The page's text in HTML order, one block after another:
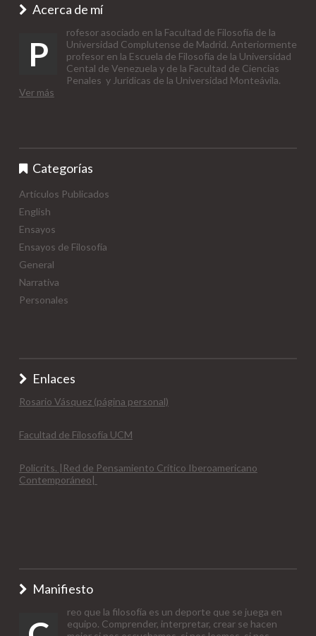
Acerca de mí
P
rofesor asociado en la Facultad de Filosofía de la
Universidad Complutense de Madrid. Anteriormente
profesor en la Escuela de Filosofía de la Universidad
Cental de Venezuela y de la Facultad de Ciencias
Penales y Jurídicas de la Universidad Monteávila.
Ver más
Categorías
Artículos Publicados
English
Ensayos
Ensayos de Filosofía
General
Narrativa
Personales
Enlaces
Rosario Vásquez (página personal)
Facultad de Filosofía UCM
Policrits. |Red de Pensamiento Crítico Iberoamericano
Contemporáneo|
Manifiesto
reo que la filosofía es un deporte que se juega en
equipo. Comprender, interpretar, crear se hacen